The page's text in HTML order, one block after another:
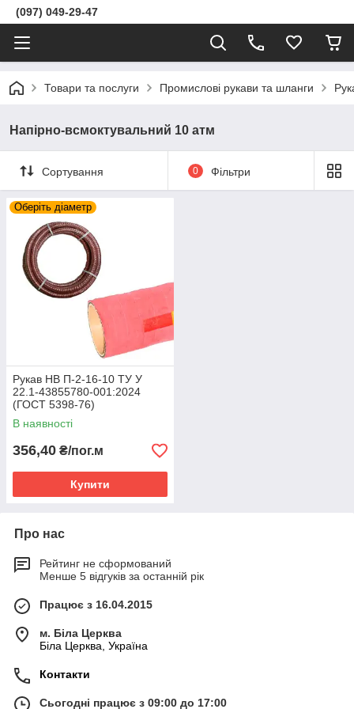
(097) 049-29-47
Товари та послуги Промислові рукави та шланги
Напірно-всмоктувальний 10 атм
Сортування 0 Фільтри
Оберіть діаметр
Рукав НВ П-2-16-10 ТУ У
22.1-43855780-001:2024
(ГОСТ 5398-76)
В наявності
356,40 ₴/пог.м
Купити
Про нас
Рейтинг не сформований
Менше 5 відгуків за останній рік
Працює з 16.04.2015
м. Біла Церква
Біла Церква, Україна
Контакти
Сьогодні працює з 09:00 до 17:00